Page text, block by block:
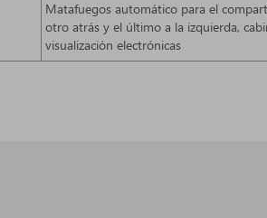
Matafuegos automático para el
otro atrás y el último a la izquierda,
visualización electrónicas